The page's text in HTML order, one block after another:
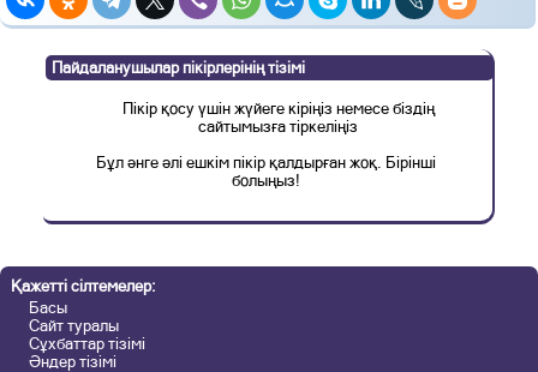
Пайдаланушылар пікірлерінің тізімі
Пікір қосу үшін жүйеге кіріңіз немесе біздің
сайтымызға тіркеліңіз
Бұл әнге әлі ешкім пікір қалдырған жоқ. Бірінші
болыңыз!
Қажетті сілтемелер:
Басы
Сайт туралы
Сұхбаттар тізімі
Әндер тізімі